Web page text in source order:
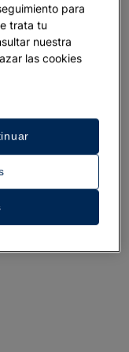
para
trata tu
nuestra
las cookies